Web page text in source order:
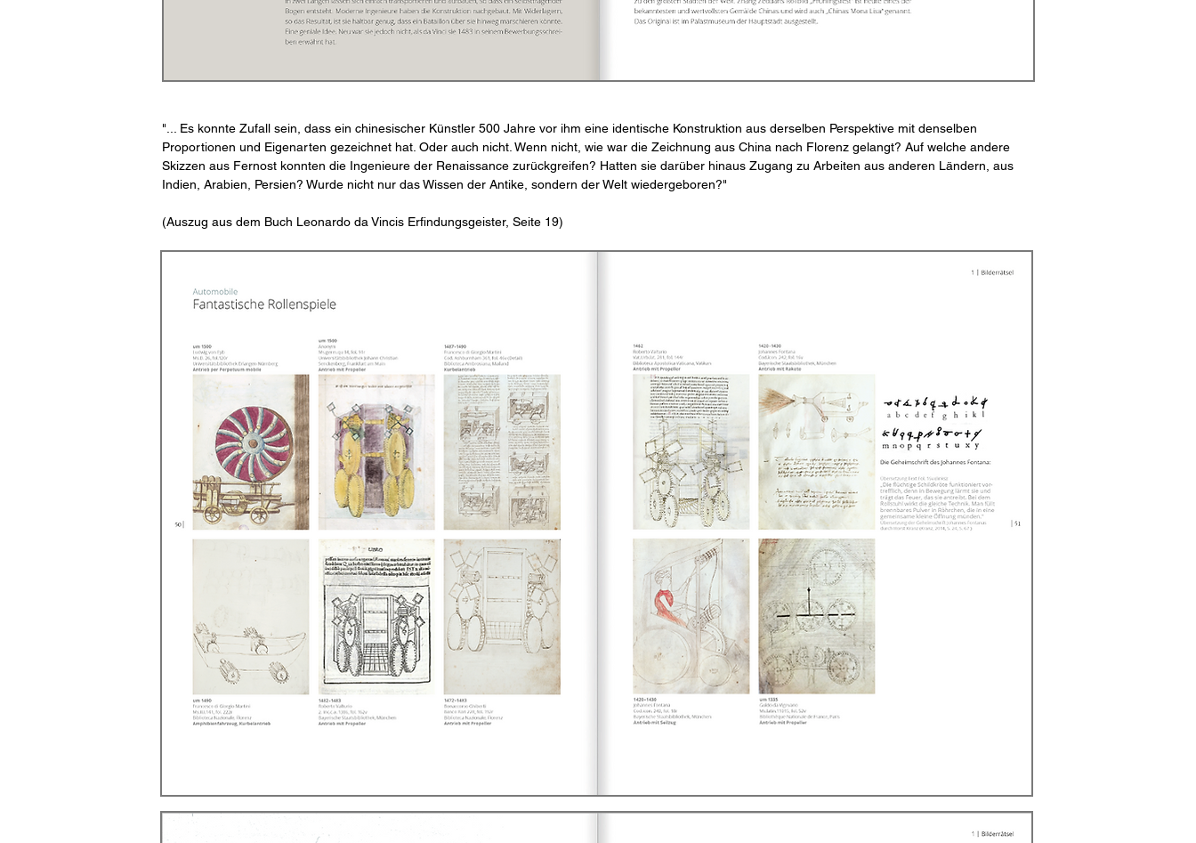
"... Es konnte Zufall sein, dass ein chinesischer Künstler 500 Jahre vor ihm eine identische Konstruktion aus derselben Perspektive mit denselben
Proportionen und Eigenarten gezeichnet hat. Oder auch nicht. Wenn nicht, wie war die Zeichnung aus China nach Florenz gelangt? Auf welche andere
Skizzen aus Fernost konnten die Ingenieure der Renaissance zurückgreifen? Hatten sie darüber hinaus Zugang zu Arbeiten aus anderen Ländern, aus
Indien, Arabien, Persien? Wurde nicht nur das Wissen der Antike, sondern der Welt wiedergeboren?"
(Auszug aus dem Buch Leonardo da Vincis Erfindungsgeister, Seite 19)